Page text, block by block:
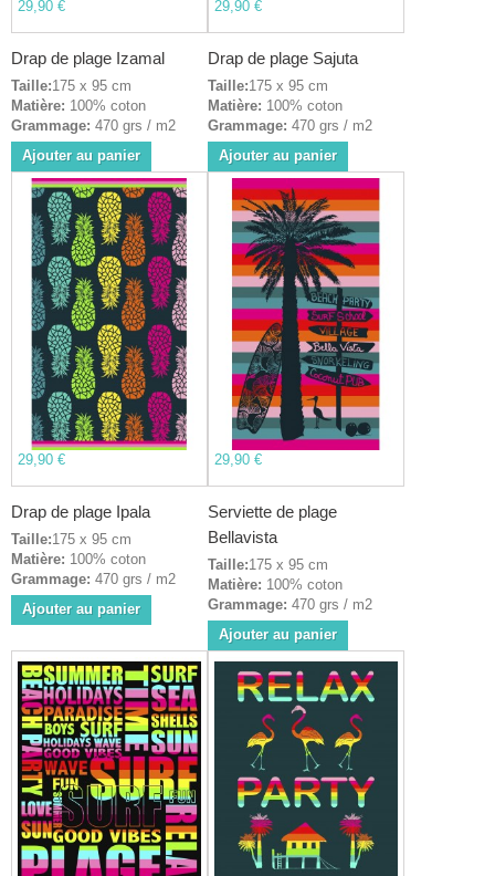
29,90 €
Drap de plage Izamal
Taille:175 x 95 cm
Matière: 100% coton
Grammage: 470 grs / m2
Ajouter au panier
29,90 €
Drap de plage Sajuta
Taille:175 x 95 cm
Matière: 100% coton
Grammage: 470 grs / m2
Ajouter au panier
29,90 €
Drap de plage Ipala
Taille:175 x 95 cm
Matière: 100% coton
Grammage: 470 grs / m2
Ajouter au panier
29,90 €
Serviette de plage
Bellavista
Taille:175 x 95 cm
Matière: 100% coton
Grammage: 470 grs / m2
Ajouter au panier